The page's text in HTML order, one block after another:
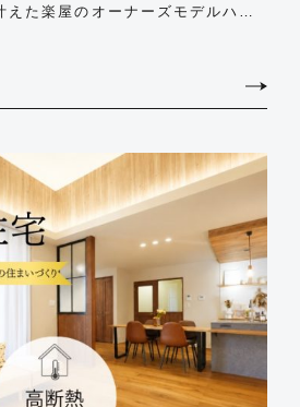
えた楽屋のオーナーズモデルハウ